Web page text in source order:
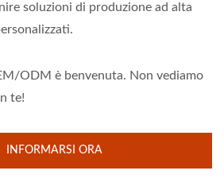
soluzioni di produzione ad alta
ODM è benvenuta. Non vediamo
te!
INFORMARSI ORA